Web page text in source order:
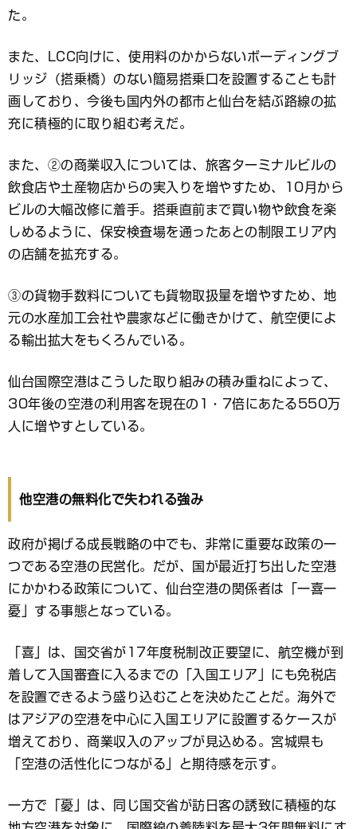
た。
また、LCC向けに、使用料のかからないボーディングブ
リッジ（搭乗橋）のない簡易搭乗口を設置することも計
画しており、今後も国内外の都市と仙台を結ぶ路線の拡
充に積極的に取り組む考えだ。
また、②の商業収入については、旅客ターミナルビルの
飲食店や土産物店からの実入りを増やすため、10月から
ビルの大幅改修に着手。搭乗直前まで買い物や飲食を楽
しめるように、保安検査場を通ったあとの制限エリア内
の店舗を拡充する。
③の貨物手数料についても貨物取扱量を増やすため、地
元の水産加工会社や農家などに働きかけて、航空便によ
る輸出拡大をもくろんでいる。
仙台国際空港はこうした取り組みの積み重ねによって、
30年後の空港の利用客を現在の1・7倍にあたる550万
人に増やすとしている。
他空港の無料化で失われる強み
政府が掲げる成長戦略の中でも、非常に重要な政策の一
つである空港の民営化。だが、国が最近打ち出した空港
にかかわる政策について、仙台空港の関係者は「一喜一
憂」する事態となっている。
「喜」は、国交省が17年度税制改正要望に、航空機が到
着して入国審査に入るまでの「入国エリア」にも免税店
を設置できるよう盛り込むことを決めたことだ。海外で
はアジアの空港を中心に入国エリアに設置するケースが
増えており、商業収入のアップが見込める。宮城県も
「空港の活性化につながる」と期待感を示す。
一方で「憂」は、同じ国交省が訪日客の誘致に積極的な